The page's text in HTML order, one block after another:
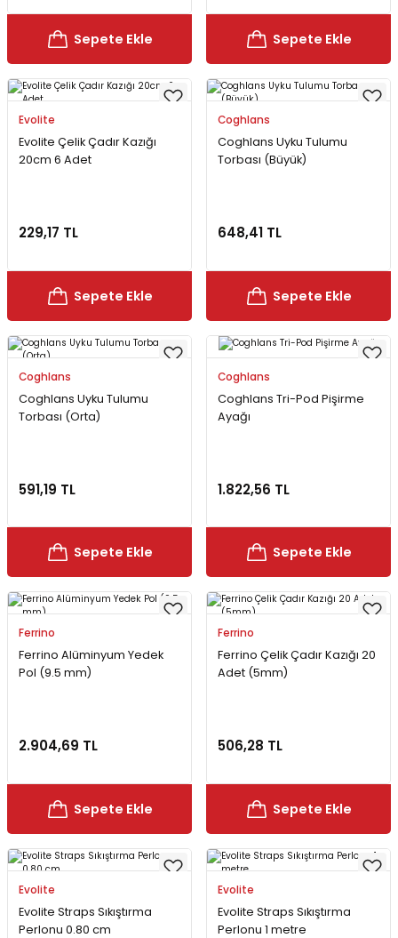
Sepete Ekle Sepete Ekle
Evolite
Evolite Çelik Çadır Kazığı
20cm 6 Adet
229,17 TL
Sepete Ekle
Coghlans
Coghlans Uyku Tulumu
Torbası (Büyük)
648,41 TL
Sepete Ekle
Coghlans
Coghlans Uyku Tulumu
Torbası (Orta)
591,19 TL
Sepete Ekle
Coghlans
Coghlans Tri-Pod Pişirme
Ayağı
1.822,56 TL
Sepete Ekle
Ferrino
Ferrino Alüminyum Yedek
Pol (9.5 mm)
2.904,69 TL
Sepete Ekle
Ferrino
Ferrino Çelik Çadır Kazığı 20
Adet (5mm)
506,28 TL
Sepete Ekle
Evolite
Evolite Straps Sıkıştırma
Perlonu 0.80 cm
Evolite
Evolite Straps Sıkıştırma
Perlonu 1 metre